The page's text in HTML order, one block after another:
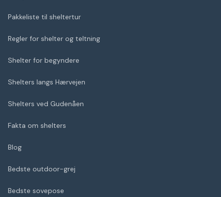
Pakkeliste til sheltertur
Regler for shelter og teltning
Shelter for begyndere
Shelters langs Hærvejen
Shelters ved Gudenåen
Fakta om shelters
Blog
Bedste outdoor-grej
Bedste sovepose